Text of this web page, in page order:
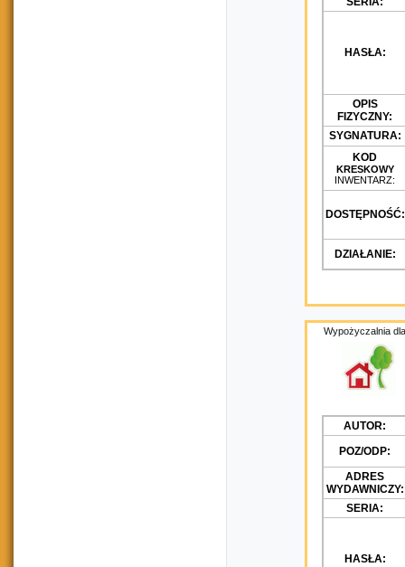
HASŁA:
OPIS
FIZYCZNY:
SYGNATURA:
KOD
KRESKOWY
INWENTARZ:
DOSTĘPNOŚĆ:
DZIAŁANIE:
Wypożyczalnia
AUTOR:
POZ/ODP:
ADRES
WYDAWNICZY:
SERIA:
HASŁA: